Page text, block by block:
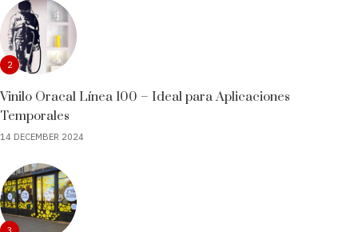
2
Vinilo Oracal Línea 100 – Ideal para Aplicaciones
Temporales
14 DECEMBER 2024